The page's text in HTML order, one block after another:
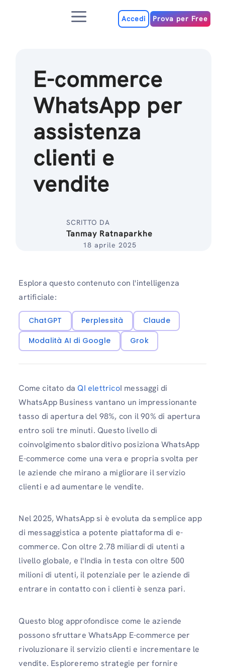
MenuAccedi Prova per Free
E-commerce
WhatsApp per
assistenza
clienti e
vendite
SCRITTO DA
Tanmay Ratnaparkhe
18 aprile 2025
Esplora questo contenuto con l'intelligenza
artificiale:
ChatGPT Perplessità
Claude
Modalità AI di Google
Grok
Come citato daQI elettricoI messaggi di
WhatsApp Business vantano un impressionante
tasso di apertura del 98%, con il 90% di apertura
entro soli tre minuti. Questo livello di
coinvolgimento sbalorditivo posiziona WhatsApp
E-commerce come una vera e propria svolta per
le aziende che mirano a migliorare il servizio
clienti e ad aumentare le vendite.
Nel 2025, WhatsApp si è evoluta da semplice app
di messaggistica a potente piattaforma di e-
commerce. Con oltre 2.78 miliardi di utenti a
livello globale, e l'India in testa con oltre 500
milioni di utenti, il potenziale per le aziende di
entrare in contatto con i clienti è senza pari.
Questo blog approfondisce come le aziende
possono sfruttare WhatsApp E-commerce per
rivoluzionare il servizio clienti e incrementare le
vendite. Esploreremo strategie per fornire